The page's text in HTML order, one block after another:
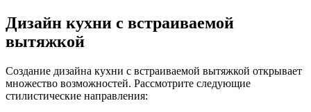
Дизайн кухни с встраиваемой
вытяжкой
Создание дизайна кухни с встраиваемой вытяжкой открывает
множество возможностей. Рассмотрите следующие
стилистические направления: